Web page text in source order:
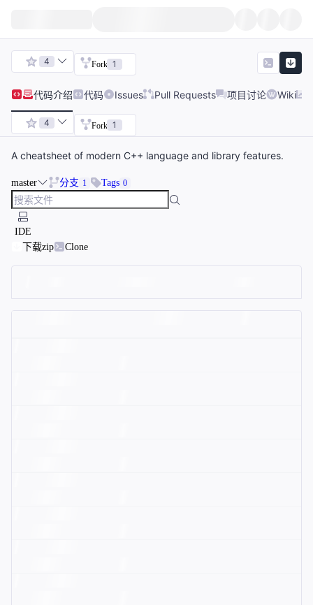
4 Fork 1
代码介绍 代码 Issues Pull Requests 项目讨论 Wiki
4 Fork 1
A cheatsheet of modern C++ language and library features.
master 分支 1 Tags 0
IDE
下载zip
Clone